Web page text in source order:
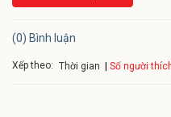
(0) Bình luận
Xếp theo: Thời gian Số người